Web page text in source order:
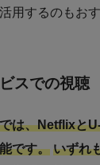
用するのもおす
スでの視聴
は、Netflixと
です。 いずれ